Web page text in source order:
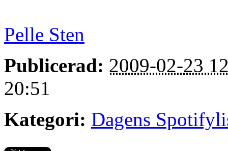
Pelle Sten
Publicerad: 2009-02-23
20:51
Kategori: Dagens